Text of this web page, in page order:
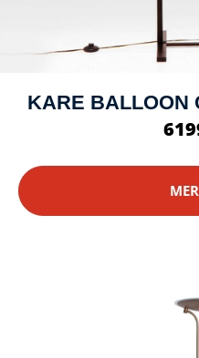
KARE BALLOON